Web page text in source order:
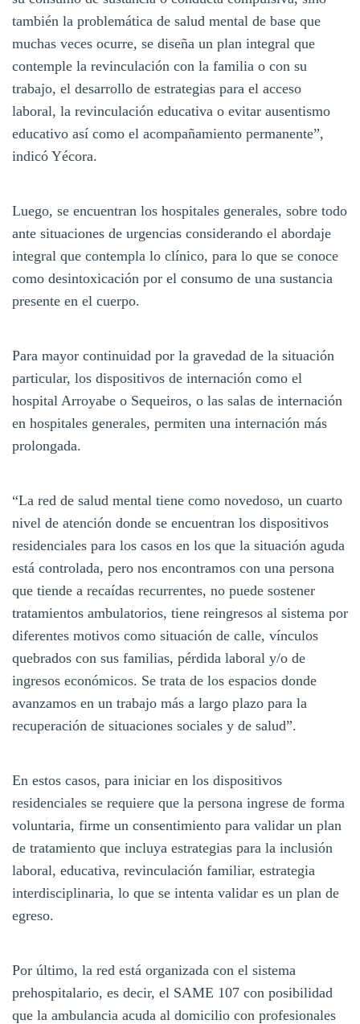
también la problemática de salud mental de base que
muchas veces ocurre, se diseña un plan integral que
contemple la revinculación con la familia o con su
trabajo, el desarrollo de estrategias para el acceso
laboral, la revinculación educativa o evitar ausentismo
educativo así como el acompañamiento permanente”,
indicó Yécora.
Luego, se encuentran los hospitales generales, sobre todo
ante situaciones de urgencias considerando el abordaje
integral que contempla lo clínico, para lo que se conoce
como desintoxicación por el consumo de una sustancia
presente en el cuerpo.
Para mayor continuidad por la gravedad de la situación
particular, los dispositivos de internación como el
hospital Arroyabe o Sequeiros, o las salas de internación
en hospitales generales, permiten una internación más
prolongada.
“La red de salud mental tiene como novedoso, un cuarto
nivel de atención donde se encuentran los dispositivos
residenciales para los casos en los que la situación aguda
está controlada, pero nos encontramos con una persona
que tiende a recaídas recurrentes, no puede sostener
tratamientos ambulatorios, tiene reingresos al sistema por
diferentes motivos como situación de calle, vínculos
quebrados con sus familias, pérdida laboral y/o de
ingresos económicos. Se trata de los espacios donde
avanzamos en un trabajo más a largo plazo para la
recuperación de situaciones sociales y de salud”.
En estos casos, para iniciar en los dispositivos
residenciales se requiere que la persona ingrese de forma
voluntaria, firme un consentimiento para validar un plan
de tratamiento que incluya estrategias para la inclusión
laboral, educativa, revinculación familiar, estrategia
interdisciplinaria, lo que se intenta validar es un plan de
egreso.
Por último, la red está organizada con el sistema
prehospitalario, es decir, el SAME 107 con posibilidad
que la ambulancia acuda al domicilio con profesionales